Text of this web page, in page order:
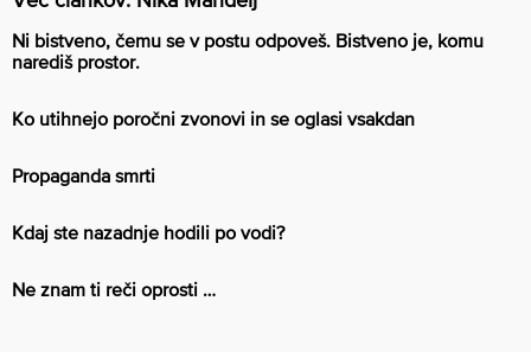
Ni bistveno, čemu se v postu odpoveš. Bistveno je, komu
narediš prostor.
Ko utihnejo poročni zvonovi in se oglasi vsakdan
Propaganda smrti
Kdaj ste nazadnje hodili po vodi?
Ne znam ti reči oprosti …